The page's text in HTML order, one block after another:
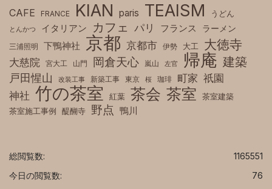
CAFE FRANCE KIAN paris TEAISM うどん
とんかつ イタリアン カフェ パリ フランス ラーメン
三浦照明 下鴨神社 京都 京都市 伊勢 大工 大徳寺
大慈院 宮大工 山門 岡倉天心 嵐山 左官 帰庵 建築
戸田惺山 改装工事 新築工事 東京 桜 珈琲 町家 祇園
神社 竹の茶室 紅葉 茶会 茶室
茶室建築
茶室施工事例
醍醐寺 野点 鴨川
1165551
総閲覧数:
76
今日の閲覧数: